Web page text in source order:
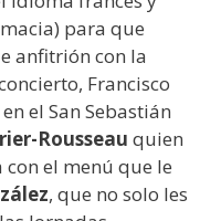
para que
anfitrión con la
Francisco
el San Sebastián
Rousseau quien
el menú que le
, que no solo les